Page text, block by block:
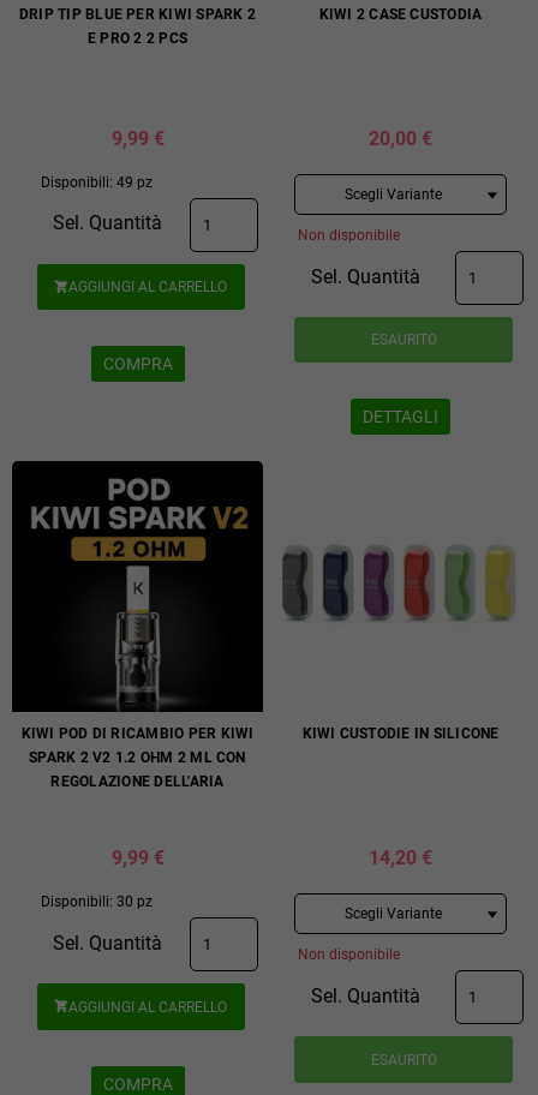
DRIP TIP BLUE PER KIWI SPARK 2
E PRO 2 2 PCS
9,99 €
Disponibili: 49 pz
Sel. Quantità
AGGIUNGI AL CARRELLO
COMPRA
KIWI 2 CASE CUSTODIA
20,00 €
Non disponibile
Sel. Quantità
ESAURITO
DETTAGLI
KIWI POD DI RICAMBIO PER KIWI
SPARK 2 V2 1.2 OHM 2 ML CON
REGOLAZIONE DELL'ARIA
9,99 €
Disponibili: 30 pz
Sel. Quantità
AGGIUNGI AL CARRELLO
COMPRA
KIWI CUSTODIE IN SILICONE
14,20 €
Non disponibile
Sel. Quantità
ESAURITO